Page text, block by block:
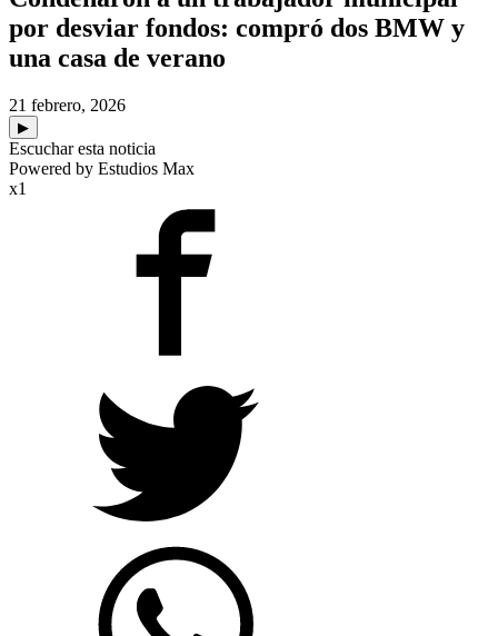
por desviar fondos: compró dos BMW y
una casa de verano
21 febrero, 2026
▶
Escuchar esta noticia
Powered by Estudios Max
x1